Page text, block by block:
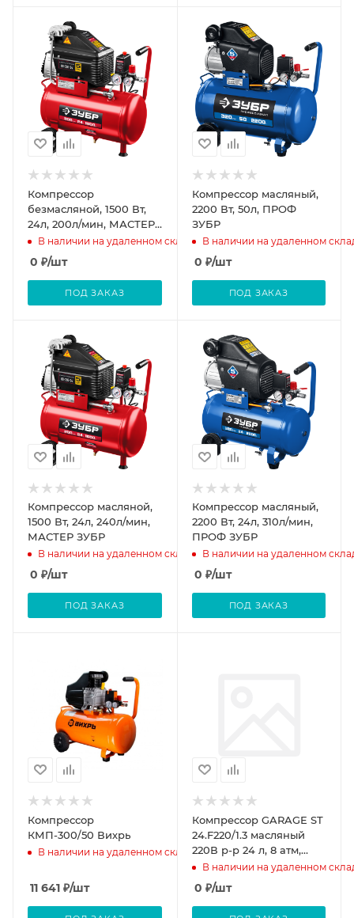
Компрессор
безмасляной, 1500 Вт,
24л, 200л/мин, МАСТЕР
ЗУБР
В наличии на удаленном складе
0 ₽/шт
ПОД ЗАКАЗ
Компрессор масляный,
2200 Вт, 50л, ПРОФ
ЗУБР
В наличии на удаленном
0 ₽/шт
ПОД ЗАКАЗ
Компрессор масляной,
1500 Вт, 24л, 240л/мин,
МАСТЕР ЗУБР
В наличии на удаленном складе
0 ₽/шт
ПОД ЗАКАЗ
Компрессор масляный,
2200 Вт, 24л, 310л/мин,
ПРОФ ЗУБР
В наличии на удаленном
0 ₽/шт
ПОД ЗАКАЗ
Компрессор
КМП-300/50 Вихрь
В наличии на удаленном складе
11 641 ₽/шт
Компрессор GARAGE ST
24.F220/1.3 масляный
220В р-р 24 л, 8 атм,
220л/м
В наличии на удаленном
0 ₽/шт